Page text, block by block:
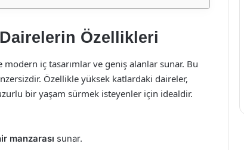
Özellikleri
iç tasarımlar ve geniş alanlar sunar. Bu
Özellikle yüksek katlardaki daireler,
bir yaşam sürmek isteyenler için idealdir.
manzarası sunar.